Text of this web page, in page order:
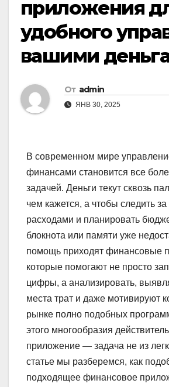
приложения
удобного
вашими
От admin
ЯНВ 30, 2025
В современном мире
финансами становится все
задачей. Деньги текут сквозь
чем кажется, а чтобы следить
расходами и планировать
блокнота или памяти уже
помощь приходят финансовые
которые помогают не просто
цифры, а анализировать,
места трат и даже мотивируют
рынке полно подобных
этого многообразия
приложение — задача не из
статье мы разберемся, как
подходящее финансовое